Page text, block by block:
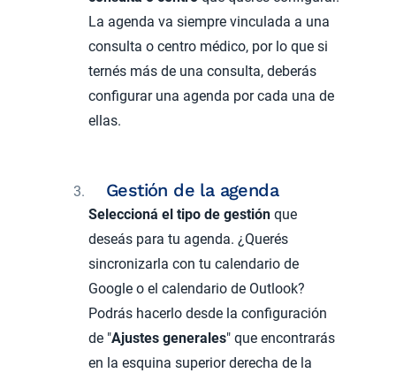
La agenda va siempre vinculada a una
consulta o centro médico, por lo que si
ternés más de una consulta, deberás
configurar una agenda por cada una de
ellas.
Gestión de la agenda
Seleccioná el tipo de gestión que
deseás para tu agenda. ¿Querés
sincronizarla con tu calendario de
Google o el calendario de Outlook?
Podrás hacerlo desde la configuración
de "Ajustes generales" que encontrarás
en la esquina superior derecha de la